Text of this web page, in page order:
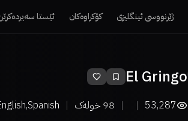
ژێرنووسی ئینگلیزی کۆکراوەکان ئێستا
El Gringo
53,287
98 خولەک